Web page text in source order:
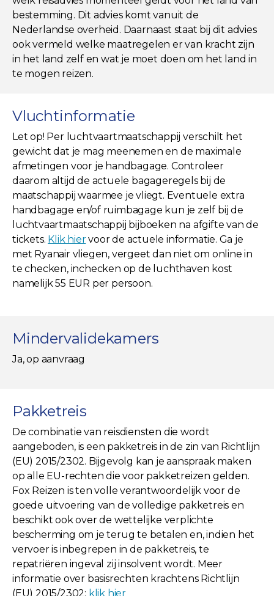
bestemming. Dit advies komt vanuit de
Nederlandse overheid. Daarnaast staat bij dit advies
ook vermeld welke maatregelen er van kracht zijn
in het land zelf en wat je moet doen om het land in
te mogen reizen.
Vluchtinformatie
Let op! Per luchtvaartmaatschappij verschilt het
gewicht dat je mag meenemen en de maximale
afmetingen voor je handbagage. Controleer
daarom altijd de actuele bagageregels bij de
maatschappij waarmee je vliegt. Eventuele extra
handbagage en/of ruimbagage kun je zelf bij de
luchtvaartmaatschappij bijboeken na afgifte van de
tickets. Klik hiervoor de actuele informatie. Ga je
met Ryanair vliegen, vergeet dan niet om online in
te checken, inchecken op de luchthaven kost
namelijk 55 EUR per persoon.
Mindervalidekamers
Ja, op aanvraag
Pakketreis
De combinatie van reisdiensten die wordt
aangeboden, is een pakketreis in de zin van Richtlijn
(EU) 2015/2302. Bijgevolg kan je aanspraak maken
op alle EU-rechten die voor pakketreizen gelden.
Fox Reizen is ten volle verantwoordelijk voor de
goede uitvoering van de volledige pakketreis en
beschikt ook over de wettelijke verplichte
bescherming om je terug te betalen en, indien het
vervoer is inbegrepen in de pakketreis, te
repatriëren ingeval zij insolvent wordt. Meer
informatie over basisrechten krachtens Richtlijn
(EU) 2015/2302: klik hier